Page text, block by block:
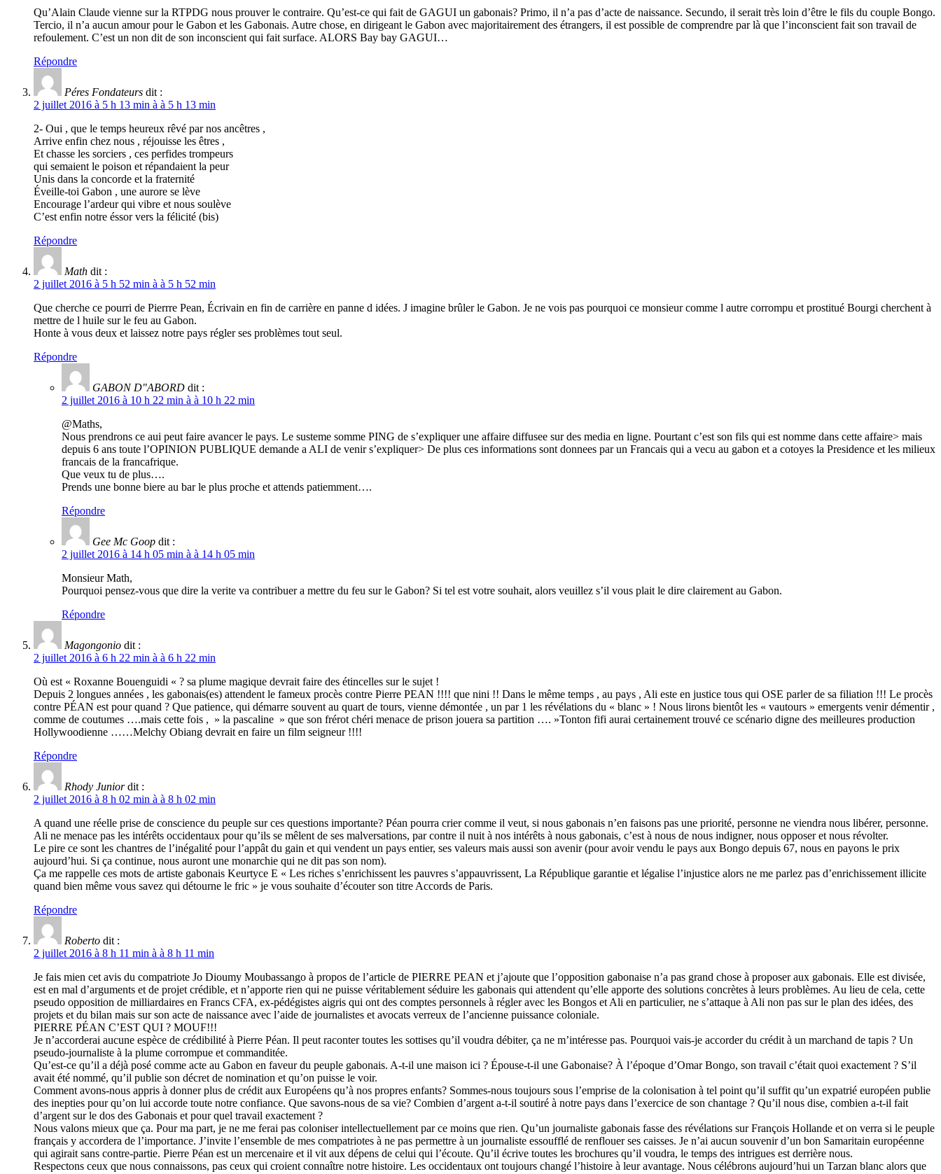
Qu’Alain Claude vienne sur la RTPDG nous prouver le contraire. Qu’est-ce qui fait de GAGUI un gabonais? Primo, il n’a pas d’acte de naissance. Secundo, il serait très loin d’être le fils du couple Bongo.
Tercio, il n’a aucun amour pour le Gabon et les Gabonais. Autre chose, en dirigeant le Gabon avec majoritairement des étrangers, il est possible de comprendre par là que l’inconscient fait son travail de
refoulement. C’est un non dit de son inconscient qui fait surface. ALORS Bay bay GAGUI…
Répondre
Péres Fondateurs dit :
2 juillet 2016 à 5 h 13 min à à 5 h 13 min
2- Oui , que le temps heureux rêvé par nos ancêtres ,
Arrive enfin chez nous , réjouisse les êtres ,
Et chasse les sorciers , ces perfides trompeurs
qui semaient le poison et répandaient la peur
Unis dans la concorde et la fraternité
Éveille-toi Gabon , une aurore se lève
Encourage l’ardeur qui vibre et nous soulève
C’est enfin notre éssor vers la félicité (bis)
Répondre
Math dit :
2 juillet 2016 à 5 h 52 min à à 5 h 52 min
Que cherche ce pourri de Pierrre Pean, Écrivain en fin de carrière en panne d idées. J imagine brûler le Gabon. Je ne vois pas pourquoi ce monsieur comme l autre corrompu et prostitué Bourgi cherchent à
mettre de l huile sur le feu au Gabon.
Honte à vous deux et laissez notre pays régler ses problèmes tout seul.
Répondre
GABON D"ABORD dit :
2 juillet 2016 à 10 h 22 min à à 10 h 22 min
@Maths,
Nous prendrons ce aui peut faire avancer le pays. Le susteme somme PING de s’expliquer une affaire diffusee sur des media en ligne. Pourtant c’est son fils qui est nomme dans cette affaire> mais
depuis 6 ans toute l’OPINION PUBLIQUE demande a ALI de venir s’expliquer> De plus ces informations sont donnees par un Francais qui a vecu au gabon et a cotoyes la Presidence et les milieux
francais de la francafrique.
Que veux tu de plus….
Prends une bonne biere au bar le plus proche et attends patiemment….
Répondre
Gee Mc Goop dit :
2 juillet 2016 à 14 h 05 min à à 14 h 05 min
Monsieur Math,
Pourquoi pensez-vous que dire la verite va contribuer a mettre du feu sur le Gabon? Si tel est votre souhait, alors veuillez s’il vous plait le dire clairement au Gabon.
Répondre
Magongonio dit :
2 juillet 2016 à 6 h 22 min à à 6 h 22 min
Où est « Roxanne Bouenguidi « ? sa plume magique devrait faire des étincelles sur le sujet !
Depuis 2 longues années , les gabonais(es) attendent le fameux procès contre Pierre PEAN !!!! que nini !! Dans le même temps , au pays , Ali este en justice tous qui OSE parler de sa filiation !!! Le procès
contre PÉAN est pour quand ? Que patience, qui démarre souvent au quart de tours, vienne démontée , un par 1 les révélations du « blanc » ! Nous lirons bientôt les « vautours » emergents venir démentir ,
comme de coutumes ….mais cette fois , » la pascaline » que son frérot chéri menace de prison jouera sa partition …. »Tonton fifi aurai certainement trouvé ce scénario digne des meilleures production
Hollywoodienne ……Melchy Obiang devrait en faire un film seigneur !!!!
Répondre
Rhody Junior dit :
2 juillet 2016 à 8 h 02 min à à 8 h 02 min
A quand une réelle prise de conscience du peuple sur ces questions importante? Péan pourra crier comme il veut, si nous gabonais n’en faisons pas une priorité, personne ne viendra nous libérer, personne.
Ali ne menace pas les intérêts occidentaux pour qu’ils se mêlent de ses malversations, par contre il nuit à nos intérêts à nous gabonais, c’est à nous de nous indigner, nous opposer et nous révolter.
Le pire ce sont les chantres de l’inégalité pour l’appât du gain et qui vendent un pays entier, ses valeurs mais aussi son avenir (pour avoir vendu le pays aux Bongo depuis 67, nous en payons le prix
aujourd’hui. Si ça continue, nous auront une monarchie qui ne dit pas son nom).
Ça me rappelle ces mots de artiste gabonais Keurtyce E « Les riches s’enrichissent les pauvres s’appauvrissent, La République garantie et légalise l’injustice alors ne me parlez pas d’enrichissement illicite
quand bien même vous savez qui détourne le fric » je vous souhaite d’écouter son titre Accords de Paris.
Répondre
Roberto dit :
2 juillet 2016 à 8 h 11 min à à 8 h 11 min
Je fais mien cet avis du compatriote Jo Dioumy Moubassango à propos de l’article de PIERRE PEAN et j’ajoute que l’opposition gabonaise n’a pas grand chose à proposer aux gabonais. Elle est divisée,
est en mal d’arguments et de projet crédible, et n’apporte rien qui ne puisse véritablement séduire les gabonais qui attendent qu’elle apporte des solutions concrètes à leurs problèmes. Au lieu de cela, cette
pseudo opposition de milliardaires en Francs CFA, ex-pédégistes aigris qui ont des comptes personnels à régler avec les Bongos et Ali en particulier, ne s’attaque à Ali non pas sur le plan des idées, des
projets et du bilan mais sur son acte de naissance avec l’aide de journalistes et avocats verreux de l’ancienne puissance coloniale.
PIERRE PÉAN C’EST QUI ? MOUF!!!
Je n’accorderai aucune espèce de crédibilité à Pierre Péan. Il peut raconter toutes les sottises qu’il voudra débiter, ça ne m’intéresse pas. Pourquoi vais-je accorder du crédit à un marchand de tapis ? Un
pseudo-journaliste à la plume corrompue et commanditée.
Qu’est-ce qu’il a déjà posé comme acte au Gabon en faveur du peuple gabonais. A-t-il une maison ici ? Épouse-t-il une Gabonaise? À l’époque d’Omar Bongo, son travail c’était quoi exactement ? S’il
avait été nommé, qu’il publie son décret de nomination et qu’on puisse le voir.
Comment avons-nous appris à donner plus de crédit aux Européens qu’à nos propres enfants? Sommes-nous toujours sous l’emprise de la colonisation à tel point qu’il suffit qu’un expatrié européen publie
des inepties pour qu’on lui accorde toute notre confiance. Que savons-nous de sa vie? Combien d’argent a-t-il soutiré à notre pays dans l’exercice de son chantage ? Qu’il nous dise, combien a-t-il fait
d’argent sur le dos des Gabonais et pour quel travail exactement ?
Nous valons mieux que ça. Pour ma part, je ne me ferai pas coloniser intellectuellement par ce moins que rien. Qu’un journaliste gabonais fasse des révélations sur François Hollande et on verra si le peuple
français y accordera de l’importance. J’invite l’ensemble de mes compatriotes à ne pas permettre à un journaliste essoufflé de renflouer ses caisses. Je n’ai aucun souvenir d’un bon Samaritain européenne
qui agirait sans contre-partie. Pierre Péan est un mercenaire et il vit aux dépens de celui qui l’écoute. Qu’il écrive toutes les brochures qu’il voudra, le temps des intrigues est derrière nous.
Respectons ceux que nous connaissons, pas ceux qui croient connaître notre histoire. Les occidentaux ont toujours changé l’histoire à leur avantage. Nous célébrons aujourd’hui un Tarzan blanc alors que